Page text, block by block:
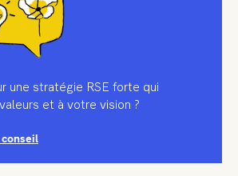
une stratégie RSE forte qui
et à votre vision ?